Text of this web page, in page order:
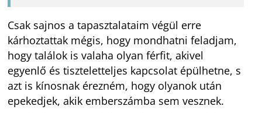
Csak sajnos a tapasztalataim végül erre
kárhoztattak mégis, hogy mondhatni feladjam,
hogy találok is valaha olyan férfit, akivel
egyenlő és tiszteletteljes kapcsolat épülhetne, s
azt is kínosnak érezném, hogy olyanok után
epekedjek, akik emberszámba sem vesznek.